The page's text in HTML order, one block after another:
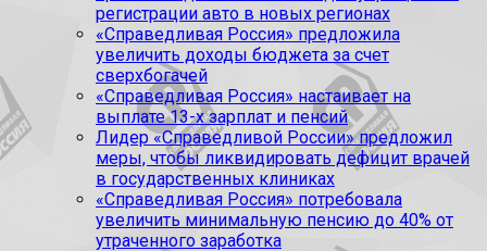
регистрации авто в новых регионах
«Справедливая Россия» предложила
увеличить доходы бюджета за счет
сверхбогачей
«Справедливая Россия» настаивает на
выплате 13-х зарплат и пенсий
Лидер «Справедливой России» предложил
меры, чтобы ликвидировать дефицит врачей
в государственных клиниках
«Справедливая Россия» потребовала
увеличить минимальную пенсию до 40% от
утраченного заработка